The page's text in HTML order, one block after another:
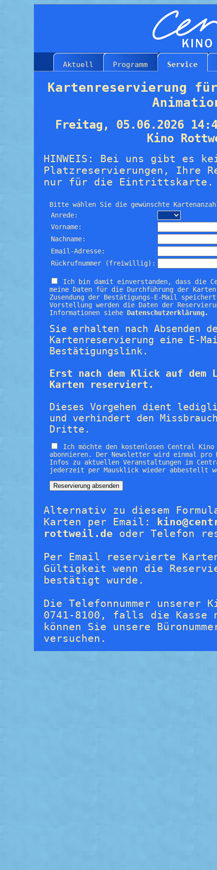
Aktuell Programm Service
Kartenreservierung
Freitag, 05.06.2026
Kino
HINWEIS: Bei uns gibt es
Platzreservierungen, Ihre
nur für die Eintrittskarte.
Bitte wählen Sie die gewünschte
Anrede:
Vorname:
Nachname:
Email-Adresse:
Rückrufnummer (freiwillig):
Ich bin damit einverstanden, dass die
meine Daten für die Durchführung der
Zusendung der Bestätigungs-E-Mail
Vorstellung werden die Daten der
Informationen siehe Datenschutzerklärung.
Sie erhalten nach Absenden
Kartenreservierung eine E-
Bestätigungslink.
Erst nach dem Klick auf
Karten reserviert.
Dieses Vorgehen dient
und verhindert den
Dritte.
Ich möchte den kostenlosen Central
abonnieren. Der Newsletter wird einmal pro
Infos zu aktuellen Veranstaltungen im
jederzeit per Mausklick wieder abbestellt
Alternativ zu diesem
Karten per Email:
rottweil.de oder Telefon
Per Email reservierte
Gültigkeit wenn die
bestätigt wurde.
Die Telefonnummer unserer
0741-8100, falls die
können Sie unsere
versuchen.